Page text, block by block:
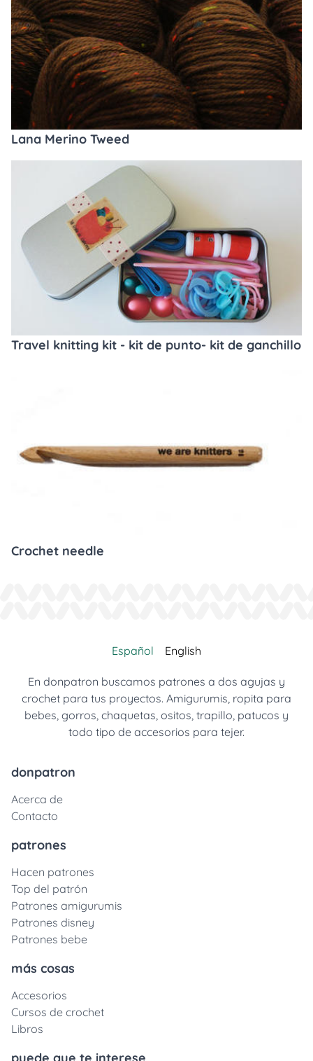
Lana Merino Tweed
Travel knitting kit - kit de punto- kit de ganchillo
Crochet needle
Español English
En donpatron buscamos patrones a dos agujas y
crochet para tus proyectos. Amigurumis, ropita para
bebes, gorros, chaquetas, ositos, trapillo, patucos y
todo tipo de accesorios para tejer.
donpatron
Acerca de
Contacto
patrones
Hacen patrones
Top del patrón
Patrones amigurumis
Patrones disney
Patrones bebe
más cosas
Accesorios
Cursos de crochet
Libros